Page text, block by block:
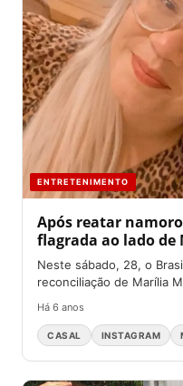
ENTRETENIMENTO
Após reatar
flagrada ao lado
Neste sábado, 28, o
reconciliação de Marília
Há 6 anos
CASAL INSTAGRAM